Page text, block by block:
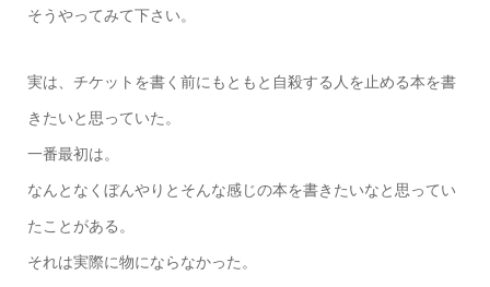
そうやってみて下さい。
実は、チケットを書く前にもともと自殺する人を止める本を書
きたいと思っていた。
一番最初は。
なんとなくぼんやりとそんな感じの本を書きたいなと思ってい
たことがある。
それは実際に物にならなかった。